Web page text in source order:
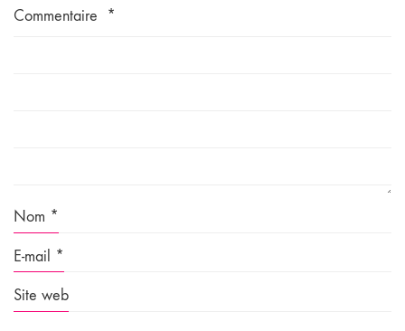
Commentaire *
Nom *
E-mail *
Site web